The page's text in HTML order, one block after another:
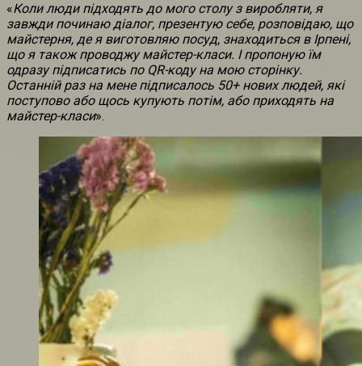
«Коли люди підходять до мого столу з виробляти, я
завжди починаю діалог, презентую себе, розповідаю, що
майстерня, де я виготовляю посуд, знаходиться в Ірпені,
що я також проводжу майстер-класи. І пропоную їм
одразу підписатись по QR-коду на мою сторінку.
Останній раз на мене підписалось 50+ нових людей, які
поступово або щось купують потім, або приходять на
майстер-класи».